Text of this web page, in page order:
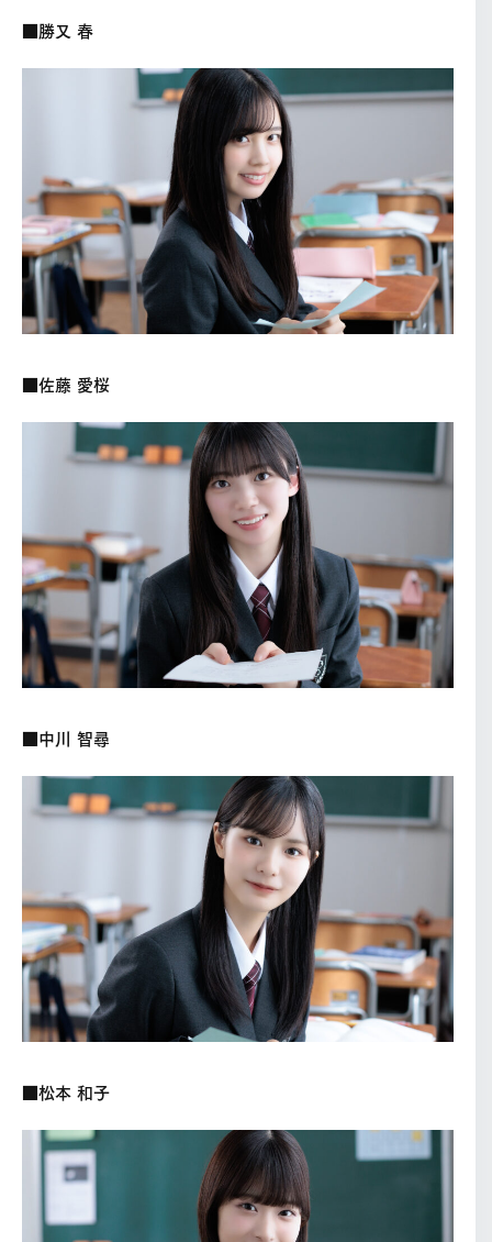
■勝又 春
■佐藤 愛桜
■中川 智尋
■松本 和子